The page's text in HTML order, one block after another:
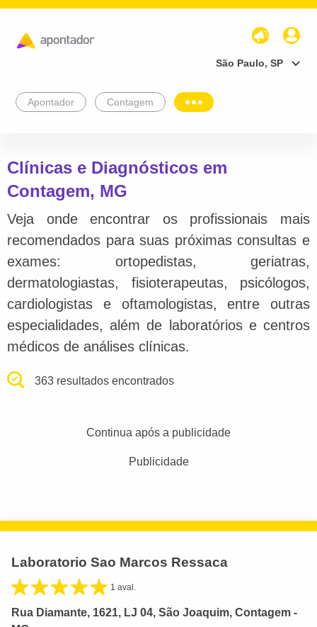
São Paulo, SP
Apontador Contagem
Clínicas e Diagnósticos em
Contagem, MG
Veja onde encontrar os profissionais mais
recomendados para suas próximas consultas e
exames: ortopedistas, geriatras,
dermatologiastas, fisioterapeutas, psicólogos,
cardiologistas e oftamologistas, entre outras
especialidades, além de laboratórios e centros
médicos de análises clínicas.
363 resultados encontrados
Continua após a publicidade
Publicidade
Laboratorio Sao Marcos Ressaca
1 aval.
Rua Diamante, 1621, LJ 04, São Joaquim, Contagem -